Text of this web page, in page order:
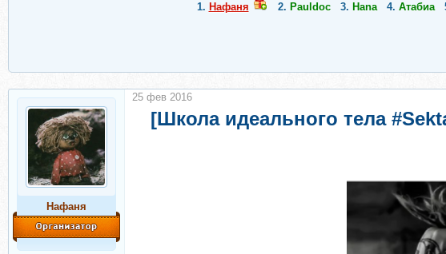
1. Нафаня 2. Pauldoc 3. Hana 4. Атабиа
Нафаня
[Школа идеального тела
25 фев 2016